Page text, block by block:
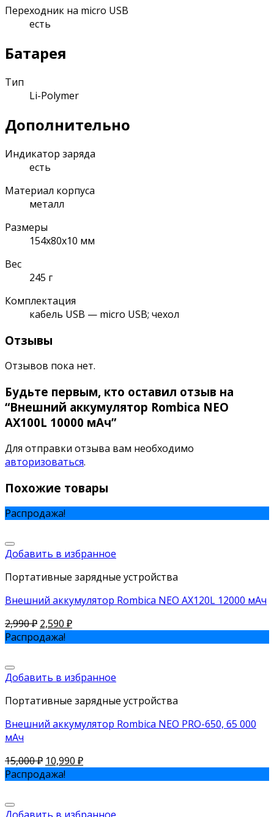
Переходник на micro USB
есть
Батарея
Тип
Li-Polymer
Дополнительно
Индикатор заряда
есть
Материал корпуса
металл
Размеры
154x80x10 мм
Вес
245 г
Комплектация
кабель USB — micro USB; чехол
Отзывы
Отзывов пока нет.
Будьте первым, кто оставил отзыв на
“Внешний аккумулятор Rombica NEO
AX100L 10000 мАч”
Для отправки отзыва вам необходимо
авторизоваться.
Похожие товары
Распродажа!
Добавить в избранное
Портативные зарядные устройства
Внешний аккумулятор Rombica NEO AX120L 12000 мАч
2,990₽ 2,590 ₽
Распродажа!
Добавить в избранное
Портативные зарядные устройства
Внешний аккумулятор Rombica NEO PRO-650, 65 000
мАч
15,000₽ 10,990 ₽
Распродажа!